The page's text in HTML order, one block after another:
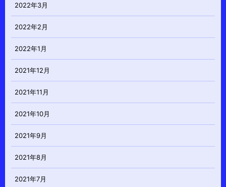
2022年3月
2022年2月
2022年1月
2021年12月
2021年11月
2021年10月
2021年9月
2021年8月
2021年7月